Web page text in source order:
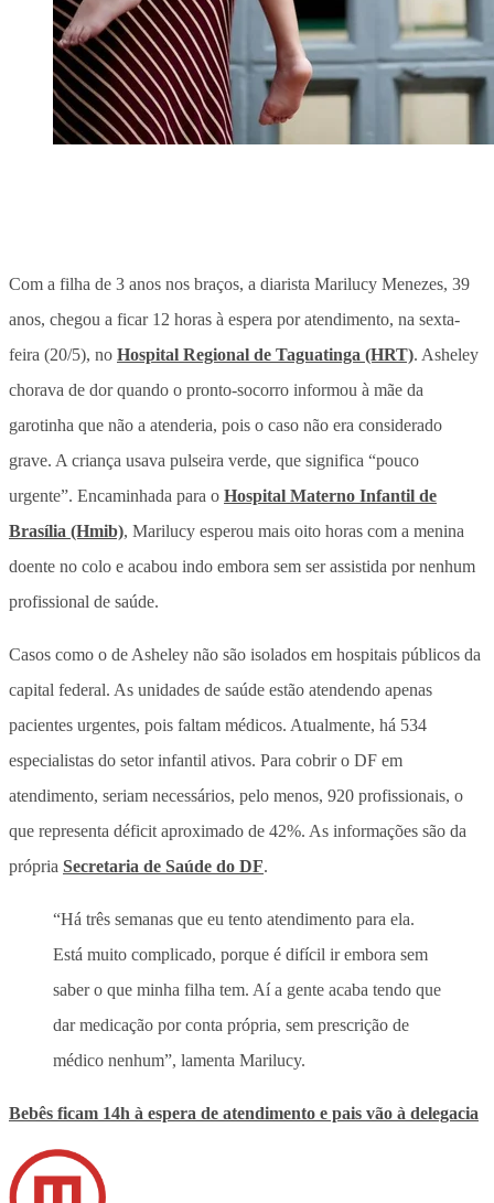
Com a filha de 3 anos nos braços, a diarista Marilucy Menezes, 39
anos, chegou a ficar 12 horas à espera por atendimento, na sexta-
feira (20/5), no Hospital Regional de Taguatinga (HRT). Asheley
chorava de dor quando o pronto-socorro informou à mãe da
garotinha que não a atenderia, pois o caso não era considerado
grave. A criança usava pulseira verde, que significa “pouco
urgente”. Encaminhada para o Hospital Materno Infantil de
Brasília (Hmib), Marilucy esperou mais oito horas com a menina
doente no colo e acabou indo embora sem ser assistida por nenhum
profissional de saúde.
Casos como o de Asheley não são isolados em hospitais públicos da
capital federal. As unidades de saúde estão atendendo apenas
pacientes urgentes, pois faltam médicos. Atualmente, há 534
especialistas do setor infantil ativos. Para cobrir o DF em
atendimento, seriam necessários, pelo menos, 920 profissionais, o
que representa déficit aproximado de 42%. As informações são da
própria Secretaria de Saúde do DF.
“Há três semanas que eu tento atendimento para ela.
Está muito complicado, porque é difícil ir embora sem
saber o que minha filha tem. Aí a gente acaba tendo que
dar medicação por conta própria, sem prescrição de
médico nenhum”, lamenta Marilucy.
Bebês ficam 14h à espera de atendimento e pais vão à delegacia